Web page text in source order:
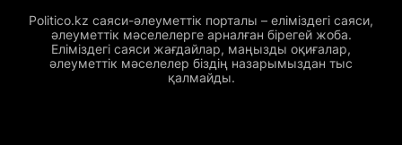
Politico.kz саяси-әлеуметтік порталы – еліміздегі саяси,
әлеуметтік мәселелерге арналған бірегей жоба.
Еліміздегі саяси жағдайлар, маңызды оқиғалар,
әлеуметтік мәселелер біздің назарымыздан тыс
қалмайды.